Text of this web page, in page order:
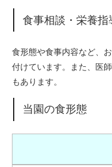
食事相談・栄養指
食形態や食事内容など、
付けています。また、医
もあります。
当園の食形態